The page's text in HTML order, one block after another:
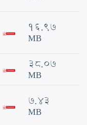
16.97
MB
38.07
MB
7.43
MB